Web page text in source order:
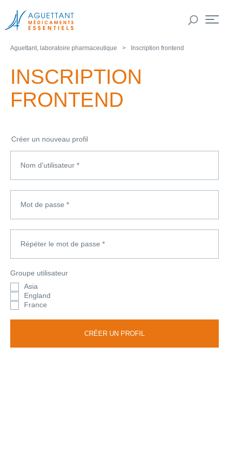
Aguettant, laboratoire pharmaceutique Inscription frontend
INSCRIPTION
FRONTEND
Créer un nouveau profil
Nom d'utilisateur *
Mot de passe *
Répéter le mot de passe *
Groupe utilisateur
Asia
England
France